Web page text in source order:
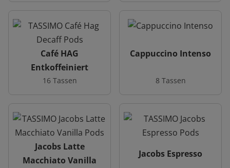
Café HAG
Entkoffeiniert
16 Tassen
Cappuccino Intenso
8 Tassen
Jacobs Latte
Macchiato Vanilla
Jacobs Espresso